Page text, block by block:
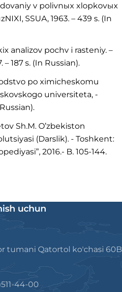
v polivnыx xlopkovыx
SSUA, 1963. – 439 s. (In
analizov pochv i rasteniy. –
– 187 s. (In Russian).
po ximicheskomu
universiteta, -
Sh.M. O’zbekiston
(Darslik). - Toshkent:
2016.- B. 105-144.
uchun
tumani Qatortol ko'chasi 60B
44-00